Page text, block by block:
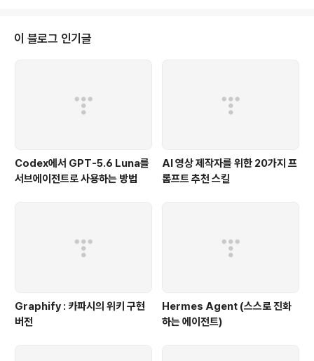
는 경우 : "Privacy - Camera Usage Description" 키 추가 ..
이 블로그 인기글
Codex에서 GPT-5.6 Luna를
서브에이전트로 사용하는 방법
AI 영상 제작자를 위한 20가지 프
롬프트 추천 스킬
Graphify : 카파시의 위키 구현
버전
Hermes Agent (스스로 진화
하는 에이전트)